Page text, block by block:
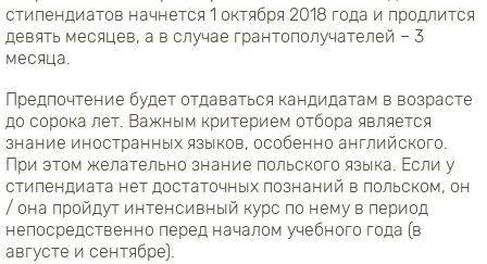
стипендиатов начнется 1 октября 2018 года и продлится
девять месяцев, а в случае грантополучателей – 3
месяца.
Предпочтение будет отдаваться кандидатам в возрасте
до сорока лет. Важным критерием отбора является
знание иностранных языков, особенно английского.
При этом желательно знание польского языка. Если у
стипендиата нет достаточных познаний в польском, он
/ она пройдут интенсивный курс по нему в период
непосредственно перед началом учебного года (в
августе и сентябре).